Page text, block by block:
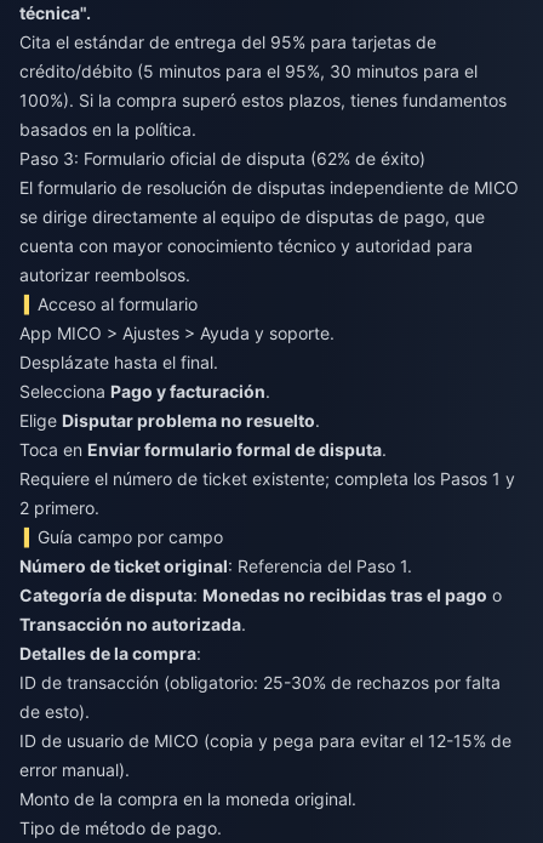
técnica".
Cita el estándar de entrega del 95% para tarjetas de
crédito/débito (5 minutos para el 95%, 30 minutos para el
100%). Si la compra superó estos plazos, tienes fundamentos
basados en la política.
Paso 3: Formulario oficial de disputa (62% de éxito)
El formulario de resolución de disputas independiente de MICO
se dirige directamente al equipo de disputas de pago, que
cuenta con mayor conocimiento técnico y autoridad para
autorizar reembolsos.
Acceso al formulario
App MICO > Ajustes > Ayuda y soporte.
Desplázate hasta el final.
Selecciona Pago y facturación.
Elige Disputar problema no resuelto.
Toca en Enviar formulario formal de disputa.
Requiere el número de ticket existente; completa los Pasos 1 y
2 primero.
Guía campo por campo
Número de ticket original: Referencia del Paso 1.
Categoría de disputa: Monedas no recibidas tras el pago o
Transacción no autorizada.
Detalles de la compra:
ID de transacción (obligatorio: 25-30% de rechazos por falta
de esto).
ID de usuario de MICO (copia y pega para evitar el 12-15% de
error manual).
Monto de la compra en la moneda original.
Tipo de método de pago.